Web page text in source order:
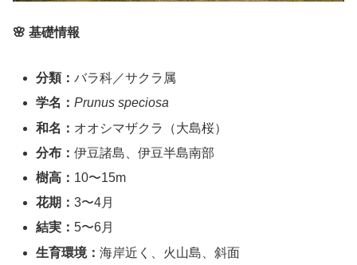
🌸 基礎情報
分類：バラ科／サクラ属
学名：Prunus speciosa
和名： オオシマザクラ（大島桜）
分布：伊豆諸島、伊豆半島南部
樹高： 10〜15m
花期：3〜4月
結実：5〜6月
生育環境：海岸近く、火山島、斜面